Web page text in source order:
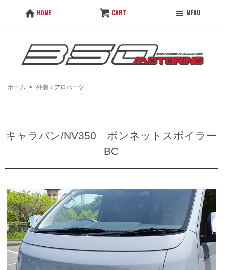
HOME CART MENU
ホーム > 外装エアロパーツ
キャラバン/NV350 ボンネットスポイラー
BC